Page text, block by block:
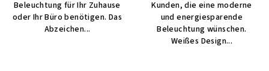
Beleuchtung für Ihr Zuhause
oder Ihr Büro benötigen. Das
Abzeichen...
Kunden, die eine moderne
und energiesparende
Beleuchtung wünschen.
Weißes Design...